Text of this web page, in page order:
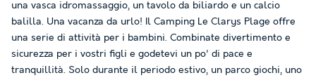
una vasca idromassaggio, un tavolo da biliardo e un calcio
balilla. Una vacanza da urlo! Il Camping Le Clarys Plage offre
una serie di attività per i bambini. Combinate divertimento e
sicurezza per i vostri figli e godetevi un po' di pace e
tranquillità. Solo durante il periodo estivo, un parco giochi, uno